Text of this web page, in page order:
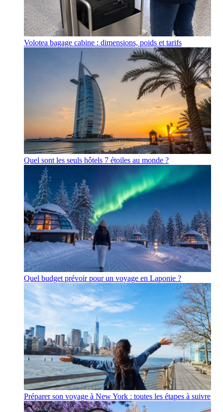
Volotea bagage cabine : dimensions, poids et tarifs
Quel sont les seuls hôtels 7 étoiles au monde ?
Quel budget prévoir pour un voyage en Laponie ?
Préparer son voyage à New York : toutes les étapes à suivre